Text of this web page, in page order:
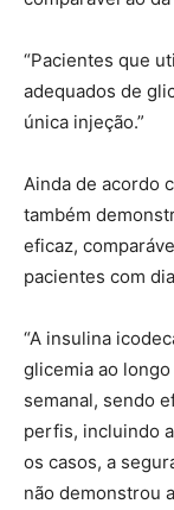
“Pacientes que
adequados de
única injeção.”
Ainda de acordo
também
eficaz,
pacientes com
“A insulina
glicemia ao
semanal, sendo
perfis, incluindo
os casos, a
não demonstrou